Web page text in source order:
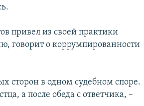
привел из своей практики
говорит о коррумпированности
сторон в одном судебном споре.
а после обеда с ответчика, –